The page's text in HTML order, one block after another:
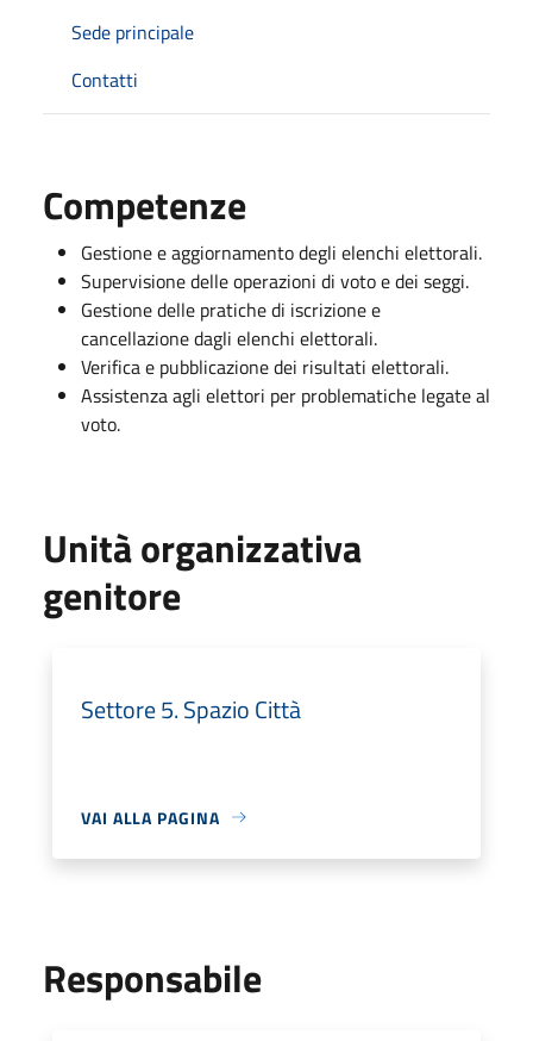
Sede principale
Contatti
Competenze
Gestione e aggiornamento degli elenchi elettorali.
Supervisione delle operazioni di voto e dei seggi.
Gestione delle pratiche di iscrizione e
cancellazione dagli elenchi elettorali.
Verifica e pubblicazione dei risultati elettorali.
Assistenza agli elettori per problematiche legate al
voto.
Unità organizzativa
genitore
Settore 5. Spazio Città
VAI ALLA PAGINA
Responsabile